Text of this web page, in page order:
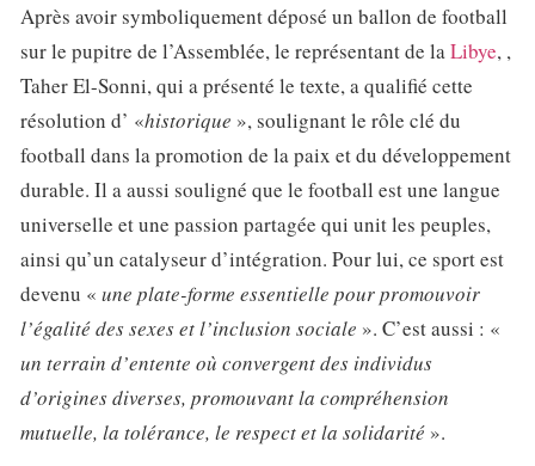
Après avoir symboliquement déposé un ballon de football
sur le pupitre de l’Assemblée, le représentant de laLibye, ,
Taher El-Sonni, qui a présenté le texte, a qualifié cette
résolution d’ «historique », soulignant le rôle clé du
football dans la promotion de la paix et du développement
durable. Il a aussi souligné que le football est une langue
universelle et une passion partagée qui unit les peuples,
ainsi qu’un catalyseur d’intégration. Pour lui, ce sport est
devenu « une plate-forme essentielle pour promouvoir
l’égalité des sexes et l’inclusion sociale ». C’est aussi : «
un terrain d’entente où convergent des individus
d’origines diverses, promouvant la compréhension
mutuelle, la tolérance, le respect et la solidarité ».